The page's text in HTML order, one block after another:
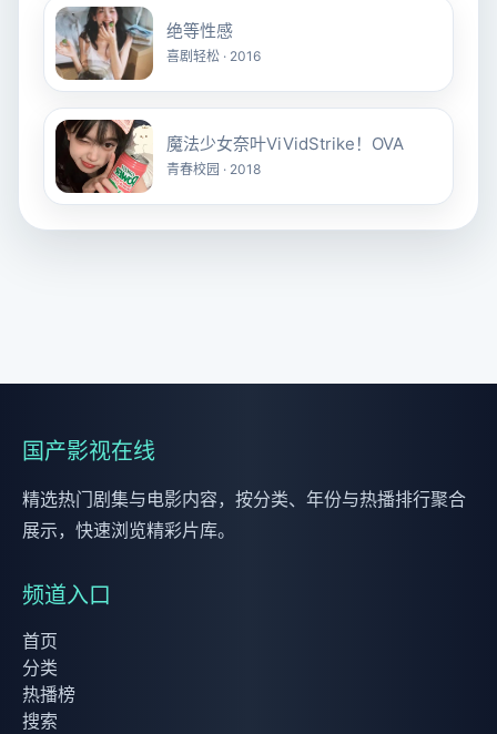
绝等性感
喜剧轻松 · 2016
魔法少女奈叶ViVidStrike！OVA
青春校园 · 2018
国产影视在线
精选热门剧集与电影内容，按分类、年份与热播排行聚合
展示，快速浏览精彩片库。
频道入口
首页
分类
热播榜
搜索